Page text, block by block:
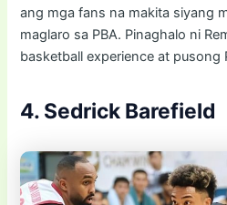
ang mga fans na makita siyang
maglaro sa PBA. Pinaghalo ni
basketball experience at pusong
4. Sedrick Barefield